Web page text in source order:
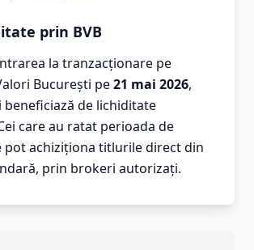
prin BVB
la tranzacționare pe
București pe21 mai 2026,
de lichiditate
care au ratat perioada de
pot achiziționa titlurile direct din
prin brokeri autorizați.